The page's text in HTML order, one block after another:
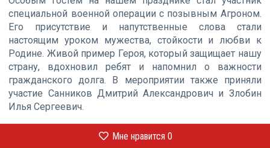
специальной военной операции с позывным Агроном.
Его присутствие и напутственные слова стали
настоящим уроком мужества, стойкости и любви к
Родине. Живой пример Героя, который защищает нашу
страну, вдохновил ребят и напомнил о важности
гражданского долга. В мероприятии также приняли
участие Санников Дмитрий Александрович и Злобин
Илья Сергеевич.
Мне нравится 0